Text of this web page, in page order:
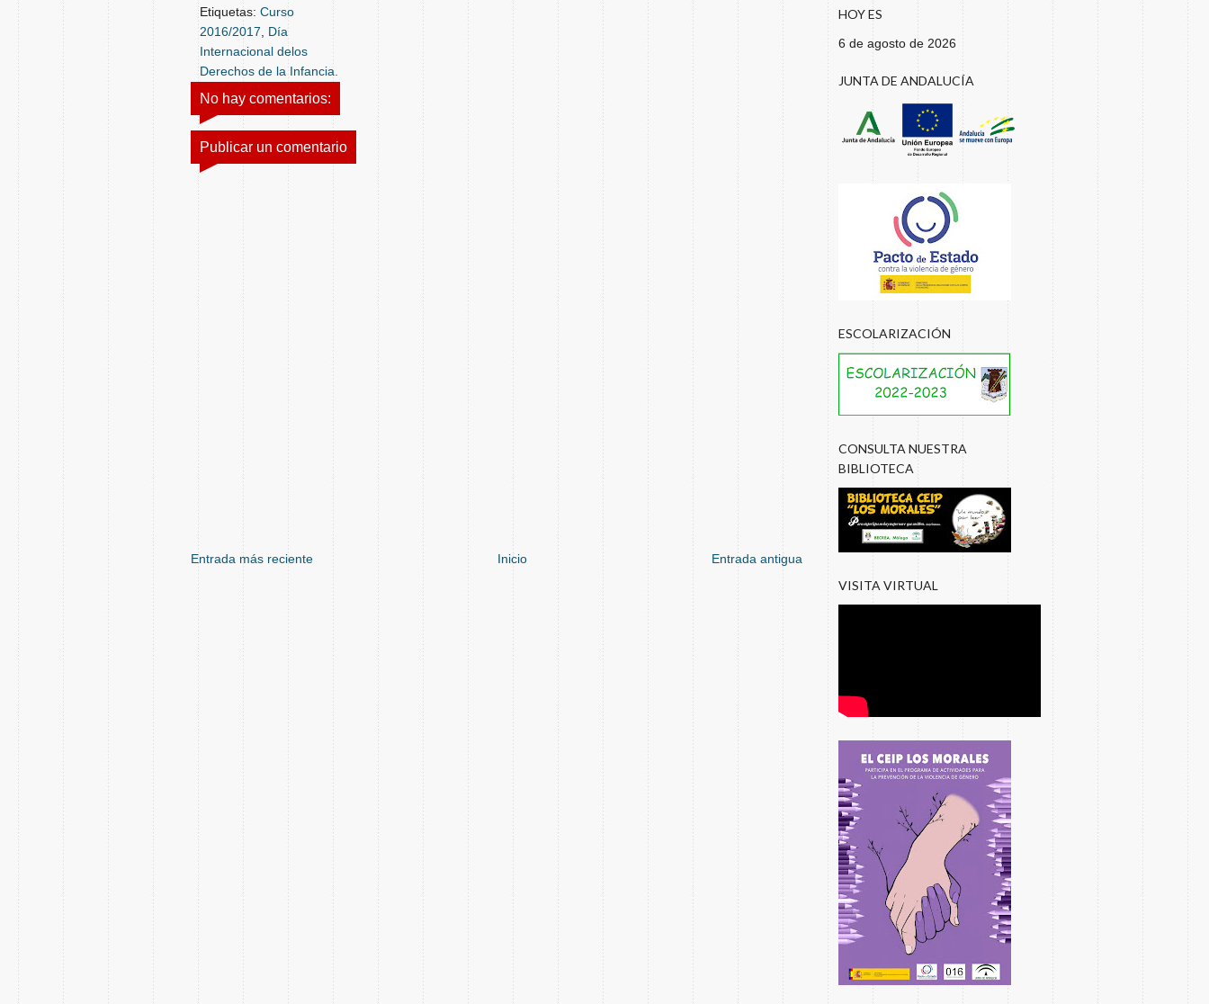
Etiquetas: Curso
2016/2017
Día
Internacional delos
Derechos de la Infancia.
No hay comentarios:
Publicar un comentario
Entrada más reciente Entrada antigua
Inicio
HOY ES
6 de agosto de 2026
JUNTA DE ANDALUCÍA
ESCOLARIZACIÓN
CONSULTA NUESTRA
BIBLIOTECA
VISITA VIRTUAL